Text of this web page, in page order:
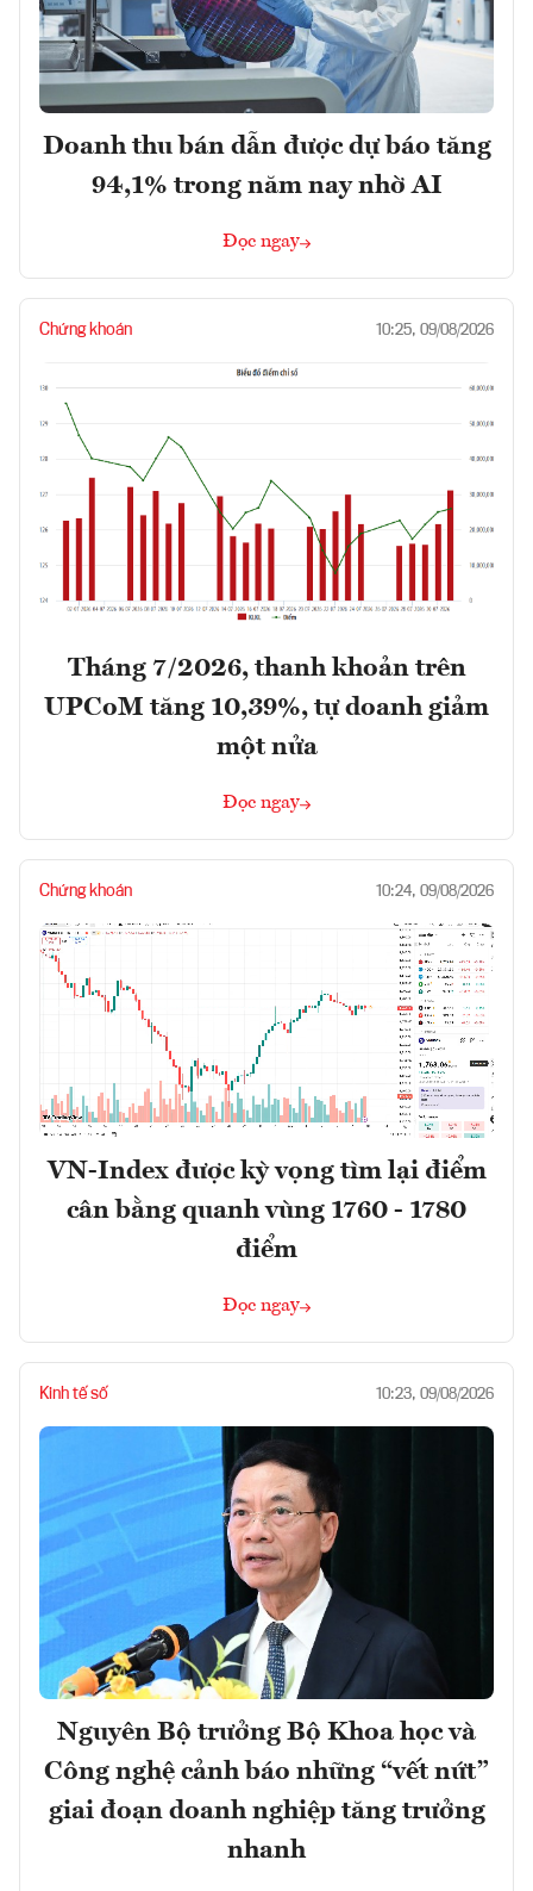
Doanh thu bán dẫn được dự báo tăng
94,1% trong năm nay nhờ AI
Đọc ngay
Chứng khoán 10:25, 09/08/2026
Tháng 7/2026, thanh khoản trên
UPCoM tăng 10,39%, tự doanh giảm
một nửa
Đọc ngay
Chứng khoán 10:24, 09/08/2026
VN-Index được kỳ vọng tìm lại điểm
cân bằng quanh vùng 1760 - 1780
điểm
Đọc ngay
Kinh tế số 10:23, 09/08/2026
Nguyên Bộ trưởng Bộ Khoa học và
Công nghệ cảnh báo những “vết nứt”
giai đoạn doanh nghiệp tăng trưởng
nhanh